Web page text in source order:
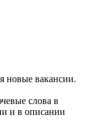
новые вакансии.
слова в
и в описании